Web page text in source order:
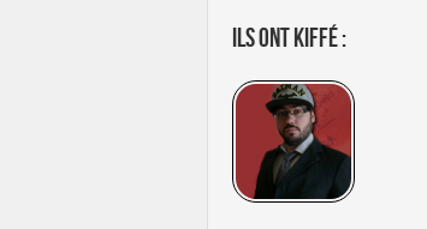
Ils ont kiffé :